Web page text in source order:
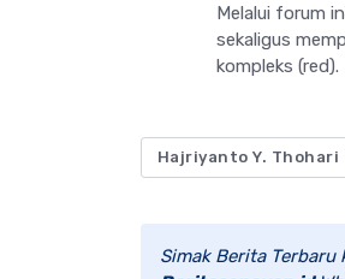
Melalui forum
sekaligus
kompleks (red).
Hajriyanto Y. Thohari
Simak Berita